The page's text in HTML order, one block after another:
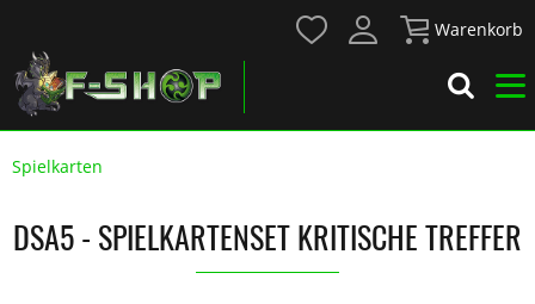
Warenkorb
Spielkarten
DSA5 - SPIELKARTENSET KRITISCHE TREFFER